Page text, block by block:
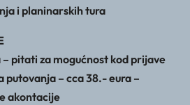
i planinarskih tura
pitati za mogućnost kod prijave
putovanja – cca 38.- eura –
akontacije